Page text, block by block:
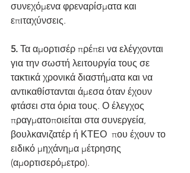
συνεχόμενα φρεναρίσματα και
επιταχύνσεις.
5. Τα αμορτισέρ πρέπει να ελέγχονται
για την σωστή λειτουργία τους σε
τακτικά χρονικά διαστήματα και να
αντικαθίστανται άμεσα όταν έχουν
φτάσει στα όρια τους. Ο έλεγχος
πραγματοποιείται στα συνεργεία,
βουλκανιζατέρ ή ΚΤΕΟ  που έχουν το
ειδικό μηχάνημα μέτρησης
(αμορτισερόμετρο).